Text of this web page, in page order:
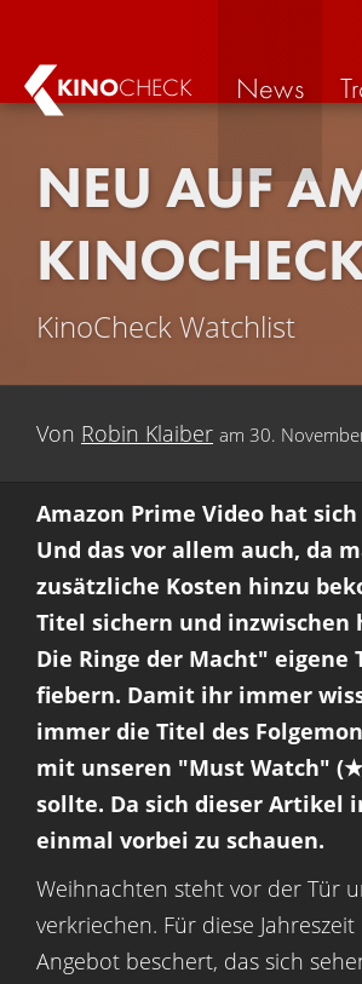
KINOCHECK News
NEU AUF
KinoCheck Watchlist
Von Robin Klaiber am 30.
Amazon Prime Video hat
Und das vor allem auch, da
zusätzliche Kosten hinzu
Titel sichern und inzwischen
Die Ringe der Macht"
fiebern. Damit ihr immer
immer die Titel des
mit unseren "Must Watch"
sollte. Da sich dieser Artikel
einmal vorbei zu schauen.
Weihnachten steht vor der Tür
verkriechen. Für diese
Angebot beschert, das sich